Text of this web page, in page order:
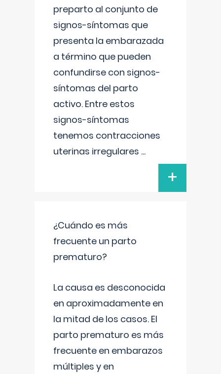
preparto al conjunto de
signos-síntomas que
presenta la embarazada
a término que pueden
confundirse con signos-
síntomas del parto
activo. Entre estos
signos-síntomas
tenemos contracciones
uterinas irregulares ...
+
¿Cuándo es más
frecuente un parto
prematuro?
La causa es desconocida
en aproximadamente en
la mitad de los casos. El
parto prematuro es más
frecuente en embarazos
múltiples y en